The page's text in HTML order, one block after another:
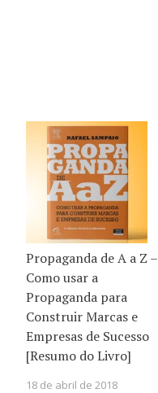
Propaganda de A a Z –
Como usar a
Propaganda para
Construir Marcas e
Empresas de Sucesso
[Resumo do Livro]
18 de abril de 2018